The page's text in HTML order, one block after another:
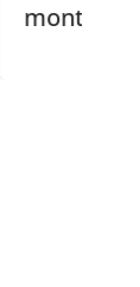
passport